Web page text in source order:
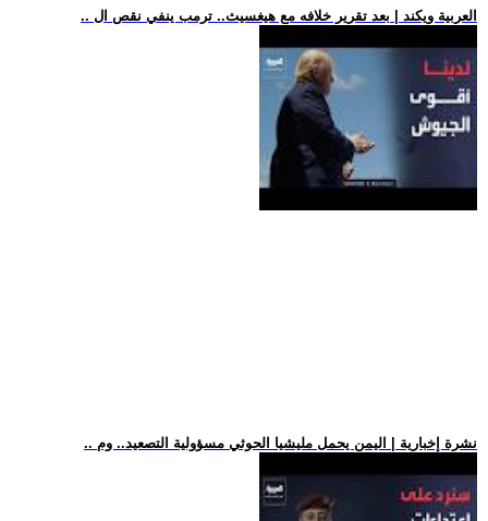
.. العربية ويكند | بعد تقرير خلافه مع هيغسيث.. ترمب ينفي نقص ال
.. نشرة إخبارية | اليمن يحمل مليشيا الحوثي مسؤولية التصعيد.. وم